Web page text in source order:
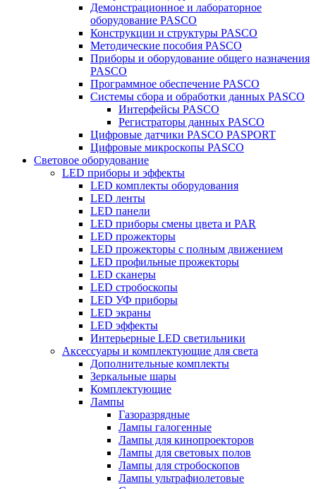
Демонстрационное и лабораторное
оборудование PASCO
Конструкции и структуры PASCO
Методические пособия PASCO
Приборы и оборудование общего назначения
PASCO
Программное обеспечение PASCO
Системы сбора и обработки данных PASCO
Интерфейсы PASCO
Регистраторы данных PASCO
Цифровые датчики PASCO PASPORT
Цифровые микроскопы PASCO
Световое оборудование
LED приборы и эффекты
LED комплекты оборудования
LED ленты
LED панели
LED приборы смены цвета и PAR
LED прожекторы
LED прожекторы с полным движением
LED профильные прожекторы
LED сканеры
LED стробоскопы
LED УФ приборы
LED экраны
LED эффекты
Интерьерные LED светильники
Аксессуары и комплектующие для света
Дополнительные комплекты
Зеркальные шары
Комплектующие
Лампы
Газоразрядные
Лампы галогенные
Лампы для кинопроекторов
Лампы для световых полов
Лампы для стробоскопов
Лампы ультрафиолетовые